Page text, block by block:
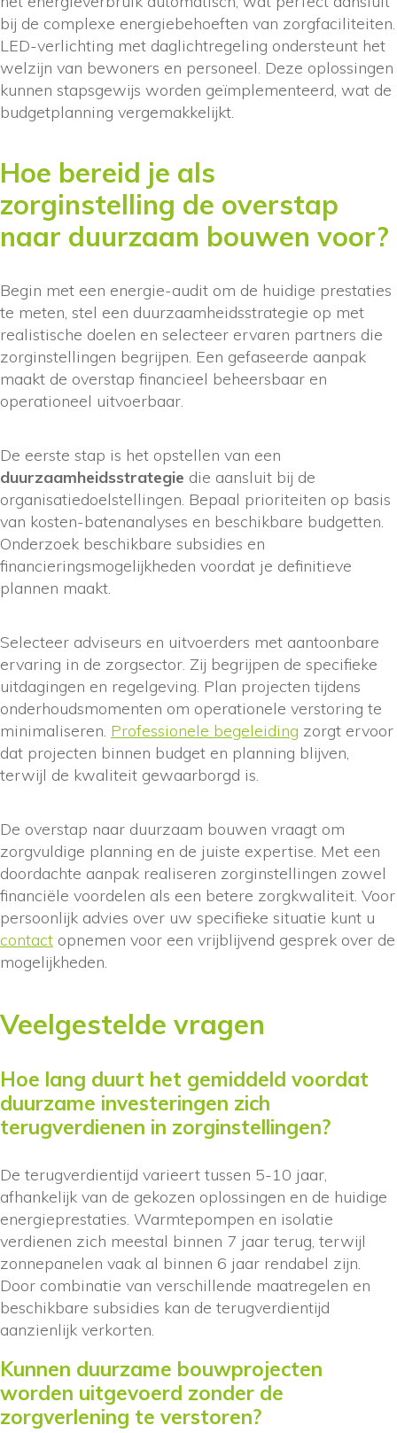
bij de complexe energiebehoeften van zorgfaciliteiten.
LED-verlichting met daglichtregeling ondersteunt het
welzijn van bewoners en personeel. Deze oplossingen
kunnen stapsgewijs worden geïmplementeerd, wat de
budgetplanning vergemakkelijkt.
Hoe bereid je als
zorginstelling de overstap
naar duurzaam bouwen voor?
Begin met een energie-audit om de huidige prestaties
te meten, stel een duurzaamheidsstrategie op met
realistische doelen en selecteer ervaren partners die
zorginstellingen begrijpen. Een gefaseerde aanpak
maakt de overstap financieel beheersbaar en
operationeel uitvoerbaar.
De eerste stap is het opstellen van een
duurzaamheidsstrategie die aansluit bij de
organisatiedoelstellingen. Bepaal prioriteiten op basis
van kosten-batenanalyses en beschikbare budgetten.
Onderzoek beschikbare subsidies en
financieringsmogelijkheden voordat je definitieve
plannen maakt.
Selecteer adviseurs en uitvoerders met aantoonbare
ervaring in de zorgsector. Zij begrijpen de specifieke
uitdagingen en regelgeving. Plan projecten tijdens
onderhoudsmomenten om operationele verstoring te
minimaliseren. Professionele begeleiding zorgt ervoor
dat projecten binnen budget en planning blijven,
terwijl de kwaliteit gewaarborgd is.
De overstap naar duurzaam bouwen vraagt om
zorgvuldige planning en de juiste expertise. Met een
doordachte aanpak realiseren zorginstellingen zowel
financiële voordelen als een betere zorgkwaliteit. Voor
persoonlijk advies over uw specifieke situatie kunt u
contact opnemen voor een vrijblijvend gesprek over de
mogelijkheden.
Veelgestelde vragen
Hoe lang duurt het gemiddeld voordat
duurzame investeringen zich
terugverdienen in zorginstellingen?
De terugverdientijd varieert tussen 5-10 jaar,
afhankelijk van de gekozen oplossingen en de huidige
energieprestaties. Warmtepompen en isolatie
verdienen zich meestal binnen 7 jaar terug, terwijl
zonnepanelen vaak al binnen 6 jaar rendabel zijn.
Door combinatie van verschillende maatregelen en
beschikbare subsidies kan de terugverdientijd
aanzienlijk verkorten.
Kunnen duurzame bouwprojecten
worden uitgevoerd zonder de
zorgverlening te verstoren?